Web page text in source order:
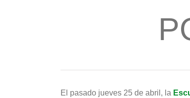
El pasado jueves 25 de abril, la